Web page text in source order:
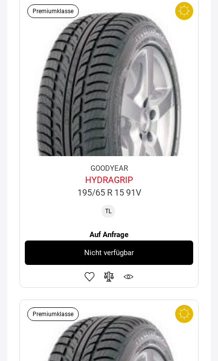
Premiumklasse
GOODYEAR
HYDRAGRIP
195/65 R 15 91V
TL
Auf Anfrage
Nicht verfügbar
Premiumklasse